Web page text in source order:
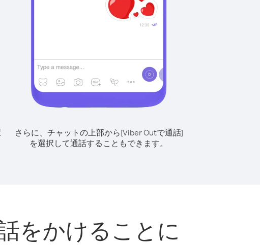
さらに、チャットの上部から[Viber Outで通話]
を選択して通話することもできます。
をかけることに